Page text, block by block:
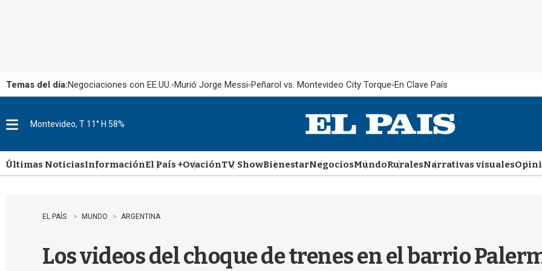
Temas del día:Negociaciones con EE.UU. Murió Jorge Messi Peñarol vs. Montevideo City Torque En Clave País
u
Montevideo, T 11° H 58%
Últimas NoticiasInformaciónEl País +OvaciónTV ShowBienestarNegociosMundoRuralesNarrativas visuales
EL PAÍS MUNDO ARGENTINA
Los videos del choque de trenes en el barrio